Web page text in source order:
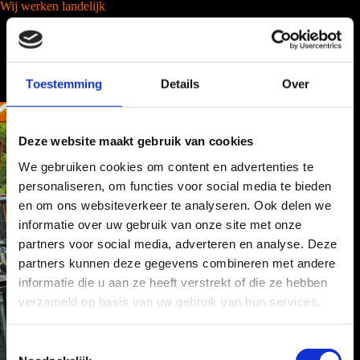
Toestemming Details Over
Deze website maakt gebruik van cookies
We gebruiken cookies om content en advertenties te
personaliseren, om functies voor social media te bieden
en om ons websiteverkeer te analyseren. Ook delen we
informatie over uw gebruik van onze site met onze
partners voor social media, adverteren en analyse. Deze
partners kunnen deze gegevens combineren met andere
informatie die u aan ze heeft verstrekt of die ze hebben
verzameld op basis van uw gebruik van hun services.
Wij werken landelijk